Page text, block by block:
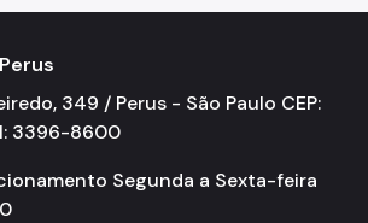
349 / Perus - São Paulo CEP:
3396-8600
Segunda a Sexta-feira